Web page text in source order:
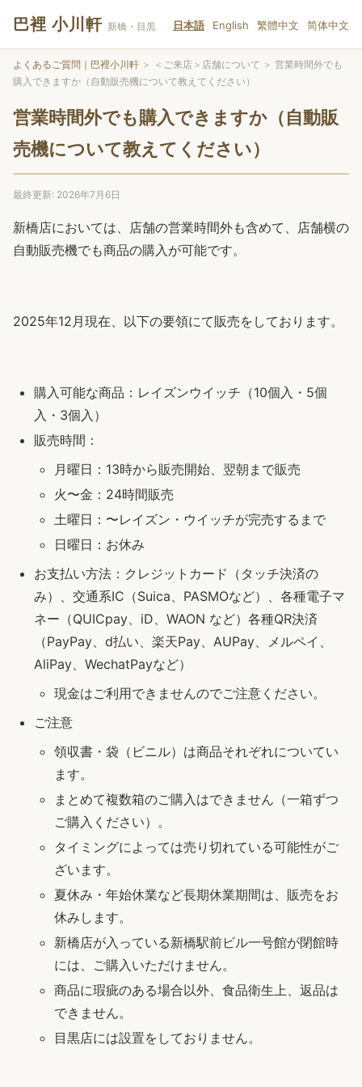
巴裡 小川軒 新橋・目黒 日本語 English 繁體中文 简体中文
よくあるご質問｜巴裡小川軒 ＞ ＜ご来店＞店舗について ＞ 営業時間外でも
購入できますか（自動販売機について教えてください）
営業時間外でも購入できますか（自動販
売機について教えてください）
最終更新: 2026年7月6日
新橋店においては、店舗の営業時間外も含めて、店舗横の
自動販売機でも商品の購入が可能です。
2025年12月現在、以下の要領にて販売をしております。
購入可能な商品：レイズンウイッチ（10個入・5個
入・3個入）
販売時間：
月曜日：13時から販売開始、翌朝まで販売
火〜金：24時間販売
土曜日：〜レイズン・ウイッチが完売するまで
日曜日：お休み
お支払い方法：クレジットカード（タッチ決済の
み）、交通系IC（Suica、PASMOなど）、各種電子マ
ネー（QUICpay、iD、WAON など）各種QR決済
（PayPay、d払い、楽天Pay、AUPay、メルペイ、
AliPay、WechatPayなど）
現金はご利用できませんのでご注意ください。
ご注意
領収書・袋（ビニル）は商品それぞれについてい
ます。
まとめて複数箱のご購入はできません（一箱ずつ
ご購入ください）。
タイミングによっては売り切れている可能性がご
ざいます。
夏休み・年始休業など長期休業期間は、販売をお
休みします。
新橋店が入っている新橋駅前ビル一号館が閉館時
には、ご購入いただけません。
商品に瑕疵のある場合以外、食品衛生上、返品は
できません。
目黒店には設置をしておりません。